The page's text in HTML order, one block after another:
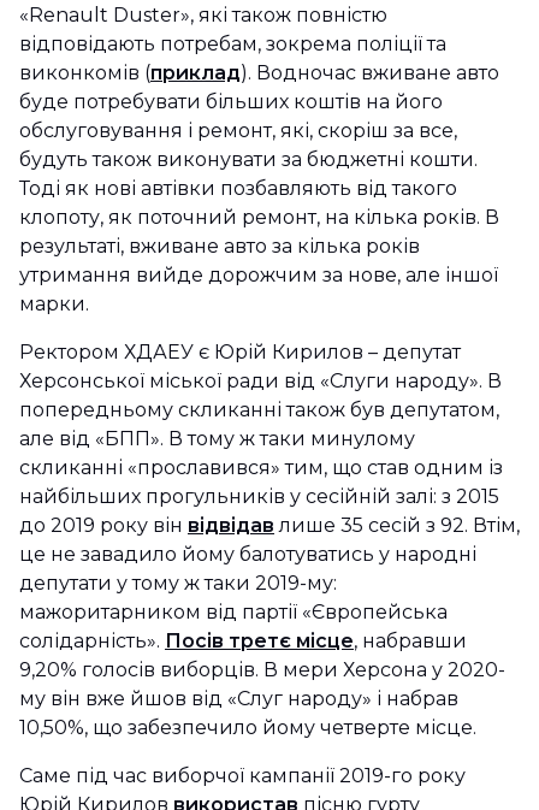
«Renault Duster», які також повністю
відповідають потребам, зокрема поліції та
виконкомів (приклад). Водночас вживане авто
буде потребувати більших коштів на його
обслуговування і ремонт, які, скоріш за все,
будуть також виконувати за бюджетні кошти.
Тоді як нові автівки позбавляють від такого
клопоту, як поточний ремонт, на кілька років. В
результаті, вживане авто за кілька років
утримання вийде дорожчим за нове, але іншої
марки.
Ректором ХДАЕУ є Юрій Кирилов – депутат
Херсонської міської ради від «Слуги народу». В
попередньому скликанні також був депутатом,
але від «БПП». В тому ж таки минулому
скликанні «прославився» тим, що став одним із
найбільших прогульників у сесійній залі: з 2015
до 2019 року він відвідав лише 35 сесій з 92. Втім,
це не завадило йому балотуватись у народні
депутати у тому ж таки 2019-му:
мажоритарником від партії «Європейська
солідарність». Посів третє місце, набравши
9,20% голосів виборців. В мери Херсона у 2020-
му він вже йшов від «Слуг народу» і набрав
10,50%, що забезпечило йому четверте місце.
Саме під час виборчої кампанії 2019-го року
Юрій Кирилов використав пісню гурту